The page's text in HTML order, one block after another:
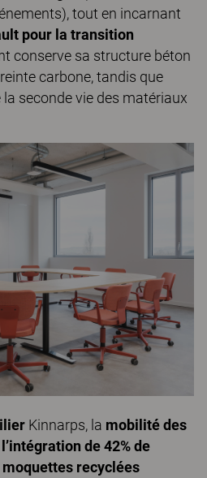
tout en incarnant
pour la transition
conserve sa structure béton
carbone, tandis que
la seconde vie des matériaux
Kinnarps, la mobilité des
l’intégration de 42% de
moquettes recyclées